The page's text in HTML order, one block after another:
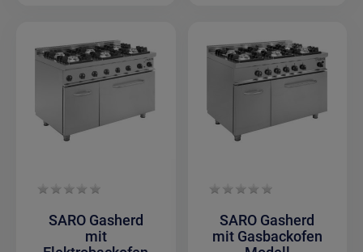
SARO Gasherd
mit
SARO Gasherd
mit Gasbackofen